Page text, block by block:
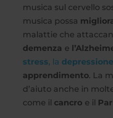
musica sul cervello
musica possa
malattie che
demenza e
stress, la depressione
apprendimento. La
d’aiuto anche in
come il cancro e il